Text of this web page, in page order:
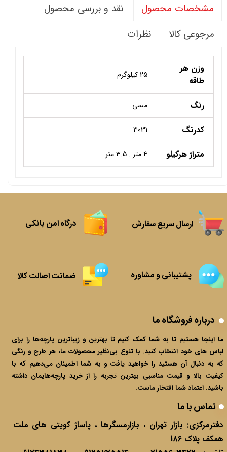
مشخصات محصول
نقد و بررسی محصول
مرجوعی کالا
نظرات
وزن هر
طاقه
25 کیلوگرم
رنگ مسی
کدرنگ 3031
متراژ هرکیلو 4 متر . 3.5 متر
ارسال سریع سفارش
درباره فروشگاه ما
ما اینجا هستیم تا به شما کمک کنیم تا بهترین و زیباترین پارچه‌ها را برای
لباس های خود انتخاب کنید. با تنوع بی‌نظیر محصولات ما، هر طرح و رنگی
که به دنبال آن هستید را خواهید یافت و به شما اطمینان می‌دهیم که با
کیفیت بالا و قیمت مناسبی بهترین تجربه را از خرید پارچه‌هایمان داشته
باشید. اعتماد شما افتخار ماست.​​​​​
تماس با ما
دفترمرکزی: بازار تهران ، بازارمسگرها ، پاساژ کویتی های ملت
همکف پلاک 186
درگاه امن بانکی
پشتیبانی و مشاوره ضمانت اصالت کالا